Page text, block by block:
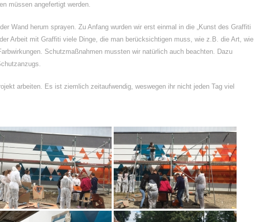
müssen angefertigt werden.
Wand herum sprayen. Zu Anfang wurden wir erst einmal in die „Kunst des Graffiti
Arbeit mit Graffiti viele Dinge, die man berücksichtigen muss, wie z.B. die Art, wie
Schutzmaßnahmen mussten wir natürlich auch beachten. Dazu
arbeiten. Es ist ziemlich zeitaufwendig, weswegen ihr nicht jeden Tag viel